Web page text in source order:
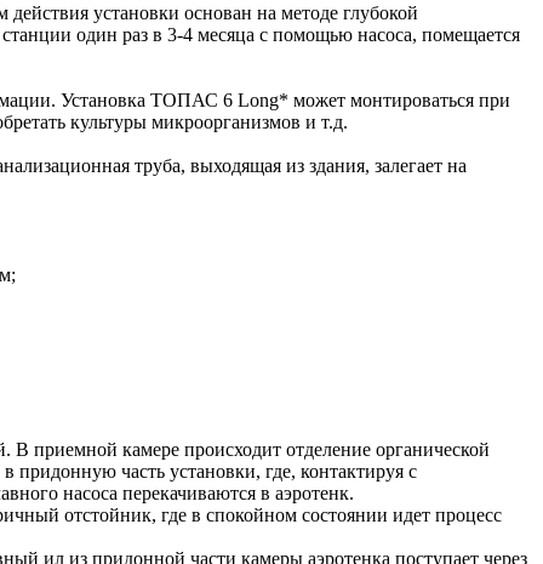
установки основан на методе глубокой
один раз в 3-4 месяца с помощью насоса, помещается
Установка ТОПАС 6 Long* может монтироваться при
культуры микроорганизмов и т.д.
труба, выходящая из здания, залегает на
приемной камере происходит отделение органической
придонную часть установки, где, контактируя с
насоса перекачиваются в аэротенк.
отстойник, где в спокойном состоянии идет процесс
ил из придонной части камеры аэротенка поступает через